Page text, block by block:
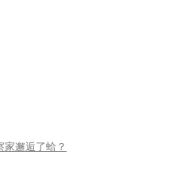
邂逅了蛤？